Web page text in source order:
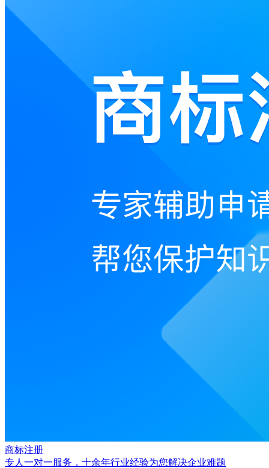
商标注册
专人一对一服务，十余年行业经验为您解决企业难题